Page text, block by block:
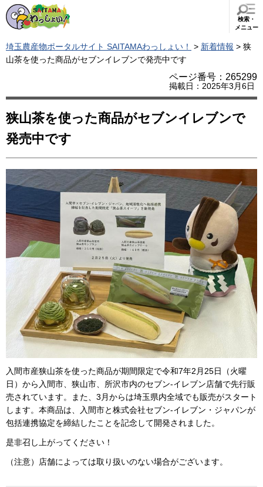
検索・
メニュー
埼玉農産物ポータルサイト SAITAMAわっしょい！ > 新着情報 > 狭
山茶を使った商品がセブンイレブンで発売中です
ページ番号：265299
掲載日：2025年3月6日
狭山茶を使った商品がセブンイレブンで
発売中です
入間市産狭山茶を使った商品が期間限定で令和7年2月25日（火曜
日）から入間市、狭山市、所沢市内のセブン-イレブン店舗で先行販
売されています。また、3月からは埼玉県内全域でも販売がスタート
します。本商品は、入間市と株式会社セブン-イレブン・ジャパンが
包括連携協定を締結したことを記念して開発されました。
是非召し上がってください！
（注意）店舗によっては取り扱いのない場合がございます。